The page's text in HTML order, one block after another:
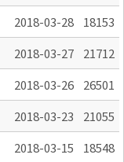
2018-03-28
18153
2018-03-27
21712
2018-03-26
26501
2018-03-23
21055
2018-03-15
18548